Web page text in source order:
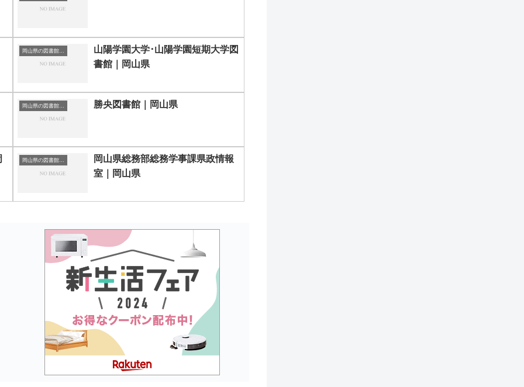
山陽学園大学･山陽学園短期大学図
書館｜岡山県
勝央図書館｜岡山県
岡山県の図書館｜勉強できる場所
岡山県総務部総務学事課県政情報
室｜岡山県